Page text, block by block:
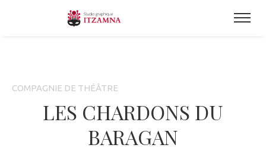
COMPAGNIE DE THÉÂTRE
LES CHARDONS DU
BARAGAN